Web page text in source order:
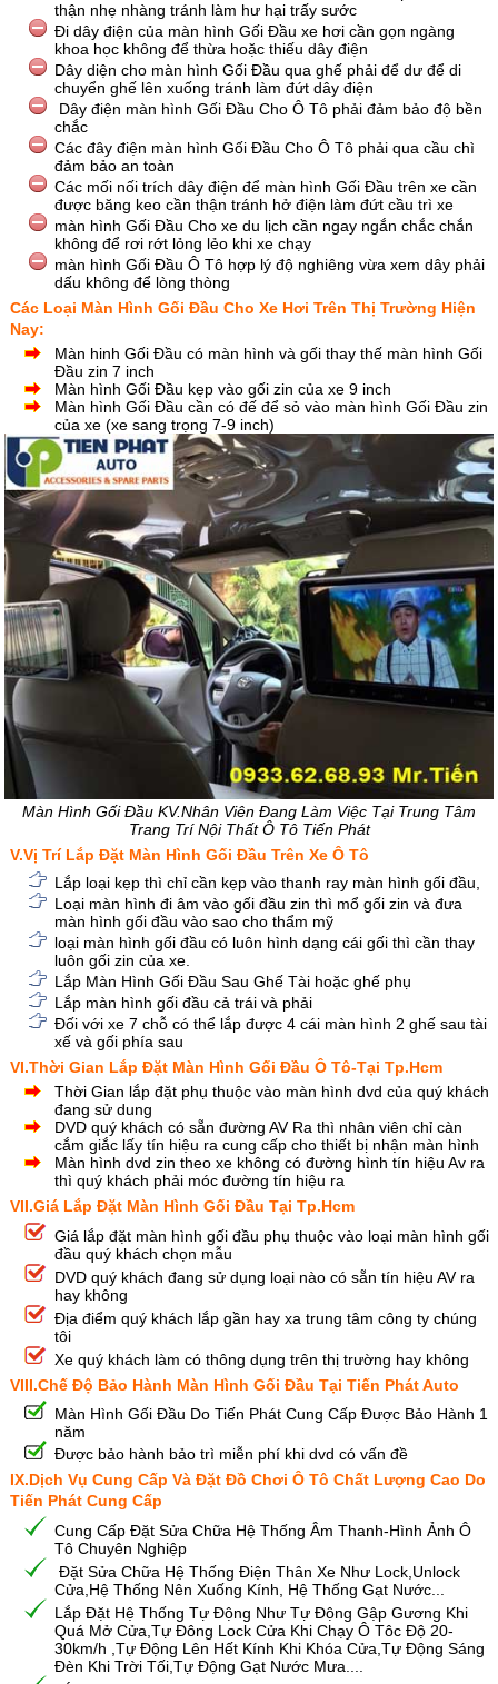
thận nhẹ nhàng tránh làm hư hại trấy sước
Đi dây điện của màn hình Gối Đầu xe hơi cần gọn ngàng
khoa học không để thừa hoặc thiếu dây điện
Dây diện cho màn hình Gối Đầu qua ghế phải để dư để di
chuyển ghế lên xuống tránh làm đứt dây điện
Dây điện màn hình Gối Đầu Cho Ô Tô phải đảm bảo độ bền
chắc
Các đây điện màn hình Gối Đầu Cho Ô Tô phải qua cầu chì
đảm bảo an toàn
Các mối nối trích dây điện để màn hình Gối Đầu trên xe cần
được băng keo cần thận tránh hở điện làm đứt cầu trì xe
màn hình Gối Đầu Cho xe du lịch cần ngay ngắn chắc chắn
không để rơi rớt lỏng lẻo khi xe chạy
màn hình Gối Đầu Ô Tô hợp lý độ nghiêng vừa xem dây phải
dấu không để lòng thòng
Các Loại Màn Hình Gối Đầu Cho Xe Hơi Trên Thị Trường Hiện
Nay:
Màn hinh Gối Đầu có màn hình và gối thay thế màn hình Gối
Đầu zin 7 inch
Màn hình Gối Đầu kẹp vào gối zin của xe 9 inch
Màn hình Gối Đầu cần có đế để sỏ vào màn hình Gối Đầu zin
của xe (xe sang trọng 7-9 inch)
Màn Hình Gối Đầu KV.Nhân Viên Đang Làm Việc Tại Trung Tâm
Trang Trí Nội Thất Ô Tô Tiến Phát
V.Vị Trí Lắp Đặt Màn Hình Gối Đầu Trên Xe Ô Tô
Lắp loại kẹp thì chỉ cần kẹp vào thanh ray màn hình gối đầu,
Loại màn hình đi âm vào gối đầu zin thì mổ gối zin và đưa
màn hình gối đầu vào sao cho thẩm mỹ
loại màn hình gối đầu có luôn hình dạng cái gối thì cần thay
luôn gối zin của xe.
Lắp Màn Hình Gối Đầu Sau Ghế Tài hoặc ghế phụ
Lắp màn hình gối đầu cả trái và phải
Đối với xe 7 chỗ có thể lắp được 4 cái màn hình 2 ghế sau tài
xế và gối phía sau
VI.Thời Gian Lắp Đặt Màn Hình Gối Đầu Ô Tô-Tại Tp.Hcm
Thời Gian lắp đặt phụ thuộc vào màn hình dvd của quý khách
đang sử dung
DVD quý khách có sẵn đường AV Ra thì nhân viên chỉ càn
cắm giắc lấy tín hiệu ra cung cấp cho thiết bị nhận màn hình
Màn hình dvd zin theo xe không có đường hình tín hiệu Av ra
thì quý khách phải móc đường tín hiệu ra
VII.Giá Lắp Đặt Màn Hình Gối Đầu Tại Tp.Hcm
Giá lắp đặt màn hình gối đầu phụ thuộc vào loại màn hình gối
đầu quý khách chọn mẫu
DVD quý khách đang sử dụng loại nào có sẵn tín hiệu AV ra
hay không
Địa điểm quý khách lắp gần hay xa trung tâm công ty chúng
tôi
Xe quý khách làm có thông dụng trên thị trường hay không
VIII.Chế Độ Bảo Hành Màn Hình Gối Đầu Tại Tiến Phát Auto
Màn Hình Gối Đầu Do Tiến Phát Cung Cấp Được Bảo Hành 1
năm
Được bảo hành bảo trì miễn phí khi dvd có vấn đề
IX.Dịch Vụ Cung Cấp Và Đặt Đồ Chơi Ô Tô Chất Lượng Cao Do
Tiến Phát Cung Cấp
Cung Cấp Đặt Sửa Chữa Hệ Thống Âm Thanh-Hình Ảnh Ô
Tô Chuyên Nghiệp
Đặt Sửa Chữa Hệ Thống Điện Thân Xe Như Lock,Unlock
Cửa,Hệ Thống Nên Xuống Kính, Hệ Thống Gạt Nước...
Lắp Đặt Hệ Thống Tự Động Như Tự Động Gập Gương Khi
Quá Mở Cửa,Tự Đông Lock Cửa Khi Chạy Ô Tôc Độ 20-
30km/h ,Tự Động Lên Hết Kính Khi Khóa Cửa,Tự Động Sáng
Đèn Khi Trời Tối,Tự Động Gạt Nước Mưa....